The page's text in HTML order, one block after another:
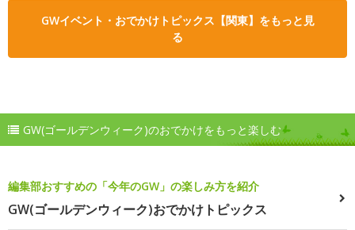
GWイベント・おでかけトピックス【関東】をもっと見
る
GW(ゴールデンウィーク)のおでかけをもっと楽しむ
編集部おすすめの「今年のGW」の楽しみ方を紹介
GW(ゴールデンウィーク)おでかけトピックス